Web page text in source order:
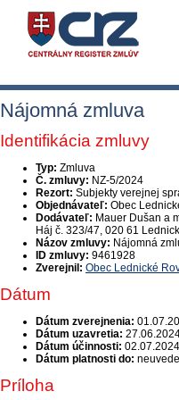
Nájomná zmluva
Identifikácia zmluvy
Typ: Zmluva
Č. zmluvy: NZ-5/2024
Rezort: Subjekty verejnej
Objednávateľ: Obec
Dodávateľ: Mauer Dušan a
Háj č. 323/47, 020 61
Názov zmluvy: Nájomná
ID zmluvy: 9461928
Zverejnil: Obec Lednické
Dátum
Dátum zverejnenia:
Dátum uzavretia:
Dátum účinnosti: 02.07.2024
Dátum platnosti do:
Príloha